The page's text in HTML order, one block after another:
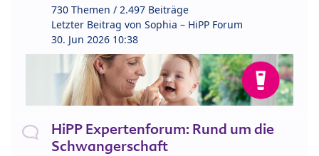
730 Themen / 2.497 Beiträge
Letzter Beitrag von Sophia – HiPP Forum
30. Jun 2026 10:38
HiPP Expertenforum: Rund um die
Schwangerschaft